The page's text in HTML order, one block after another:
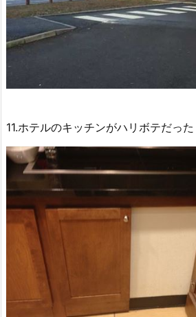
11.ホテルのキッチンがハリボテだった